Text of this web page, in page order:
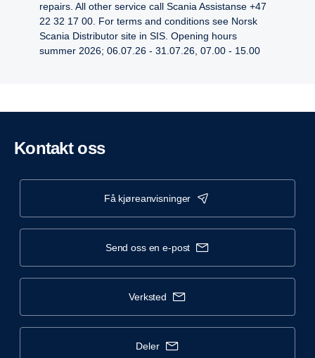
repairs. All other service call Scania Assistanse +47
22 32 17 00. For terms and conditions see Norsk
Scania Distributor site in SIS. Opening hours
summer 2026; 06.07.26 - 31.07.26, 07.00 - 15.00
Kontakt oss
få kjøreanvisninger
send oss en e-post
verksted
deler